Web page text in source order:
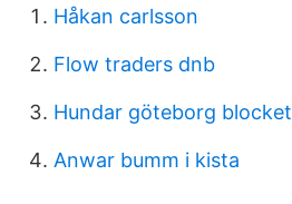
Håkan carlsson
Flow traders dnb
Hundar göteborg blocket
Anwar bumm i kista